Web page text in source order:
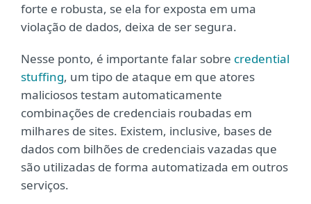
forte e robusta, se ela for exposta em uma
violação de dados, deixa de ser segura.
Nesse ponto, é importante falar sobre credential
stuffing, um tipo de ataque em que atores
maliciosos testam automaticamente
combinações de credenciais roubadas em
milhares de sites. Existem, inclusive, bases de
dados com bilhões de credenciais vazadas que
são utilizadas de forma automatizada em outros
serviços.